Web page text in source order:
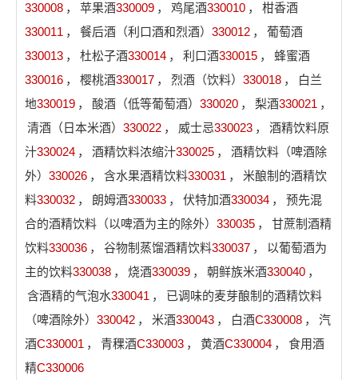
330008 ， 苹果酒330009 ， 鸡尾酒330010 ，
柑香酒
330011 ， 餐后酒（利口酒和烈酒） 330012 ，
葡萄酒
330013 ， 杜松子酒330014 ， 利口酒330015 ，
蜂蜜酒
330016 ， 樱桃酒330017 ， 烈酒（饮料） 330018 ，
白兰
地330019 ， 酸酒（低等葡萄酒） 330020 ， 梨酒330021 ，
清酒（日本米酒） 330022 ， 威士忌330023 ，
酒精饮料原
汁330024 ， 酒精饮料浓缩汁330025 ，
酒精饮料（啤酒除
外） 330026 ， 含水果酒精饮料330031 ，
米酿制的酒精饮
料330032 ， 朗姆酒330033 ， 伏特加酒330034 ，
预先混
合的酒精饮料（以啤酒为主的除外） 330035 ，
甘蔗制酒精
饮料330036 ， 谷物制蒸馏酒精饮料330037 ，
以葡萄酒为
主的饮料330038 ， 烧酒330039 ， 朝鲜族米酒330040 ，
含酒精的气泡水330041 ，
已调味的麦芽酿制的酒精饮料
（啤酒除外） 330042 ， 米酒330043 ， 白酒C330008 ，
汽
酒C330001 ， 青稞酒C330003 ， 黄酒C330004 ，
食用酒
精C330006